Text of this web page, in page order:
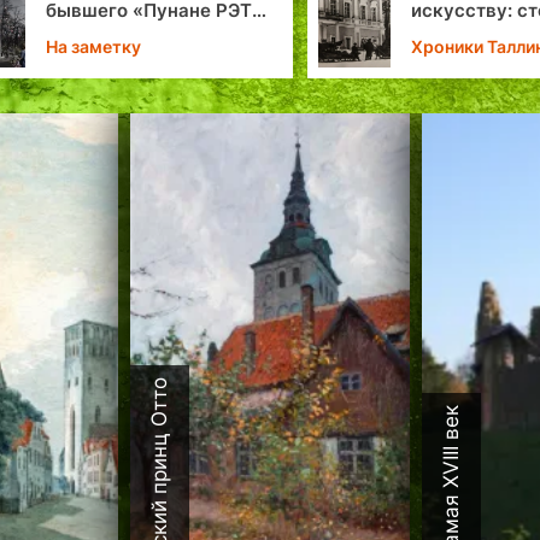
бывшего «Пунане РЭТ»
— какой будет главная
улица Таллинна?
На заметку
искусству:
музею
Хроники
Датский принц Отто Каламая XVIII век